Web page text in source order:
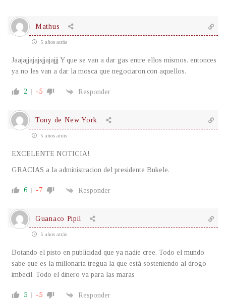
Mathus
5 años atrás
Jaajajjajajsjjajajjj Y que se van a dar gas entre ellos mismos. entonces
ya no les van a dar la mosca que negociaron.con aquellos.
2 -5 Responder
Tony de New York
5 años atrás
EXCELENTE NOTICIA!
GRACIAS a la administracion del presidente Bukele.
6 -7 Responder
Guanaco Pipil
5 años atrás
Botando el pisto en publicidad que ya nadie cree. Todo el mundo
sabe que es la millonaria tregua la que está sosteniendo al drogo
imbecil. Todo el dinero va para las maras
5 -5 Responder